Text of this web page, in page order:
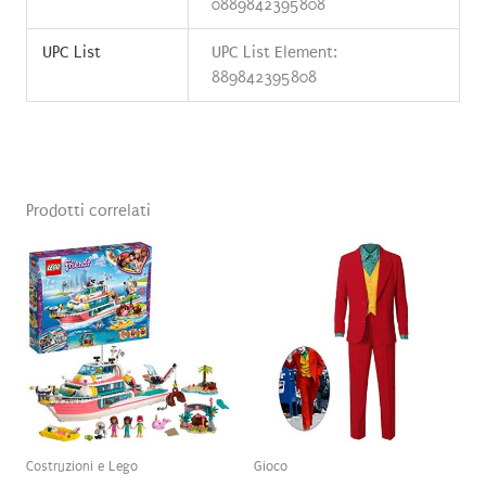
0889842395808
UPC List
UPC List Element:
889842395808
Prodotti correlati
Costruzioni e Lego Gioco